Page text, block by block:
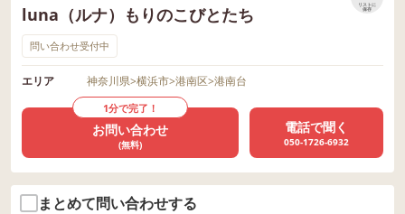
luna（ルナ）もりのこびとたち
リストに
保存
問い合わせ受付中
エリア 神奈川県>横浜市>港南区>港南台
1分で完了！
お問い合わせ
(無料)
電話で聞く
050-1726-6932
まとめて問い合わせする